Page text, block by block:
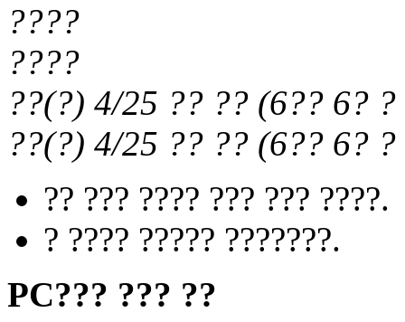
????
????
??(?) 4/25 ?? ?? (6?? 6?
??(?) 4/25 ?? ?? (6?? 6?
?? ??? ???? ??? ??? ????.
? ???? ????? ???????.
PC??? ??? ??